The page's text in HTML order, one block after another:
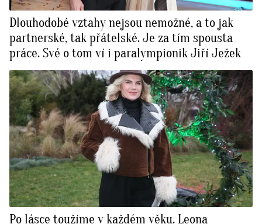
Dlouhodobé vztahy nejsou nemožné, a to jak
partnerské, tak přátelské. Je za tím spousta
práce. Své o tom ví i paralympionik Jiří Ježek
Po lásce toužíme v každém věku. Leona